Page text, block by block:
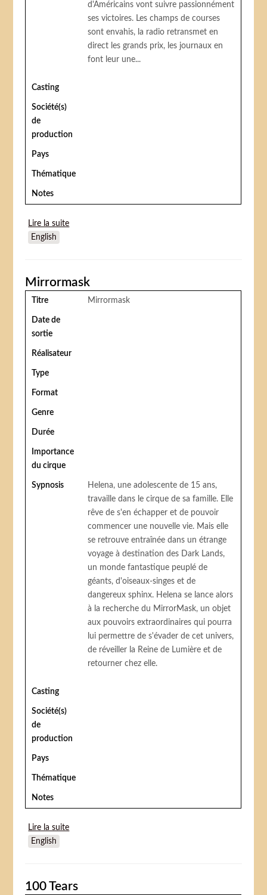
d'Américains vont suivre passionnément
ses victoires. Les champs de courses
sont envahis, la radio retransmet en
direct les grands prix, les journaux en
font leur une...
Casting
Société(s)
de
production
Pays
Thématique
Notes
Lire la suite
English
Mirrormask
Titre Mirrormask
Date de
sortie
Réalisateur
Type
Format
Genre
Durée
Importance
du cirque
Sypnosis
Helena, une adolescente de 15 ans,
travaille dans le cirque de sa famille. Elle
rêve de s'en échapper et de pouvoir
commencer une nouvelle vie. Mais elle
se retrouve entraînée dans un étrange
voyage à destination des Dark Lands,
un monde fantastique peuplé de
géants, d'oiseaux-singes et de
dangereux sphinx. Helena se lance alors
à la recherche du MirrorMask, un objet
aux pouvoirs extraordinaires qui pourra
lui permettre de s'évader de cet univers,
de réveiller la Reine de Lumière et de
retourner chez elle.
Casting
Société(s)
de
production
Pays
Thématique
Notes
Lire la suite
English
100 Tears